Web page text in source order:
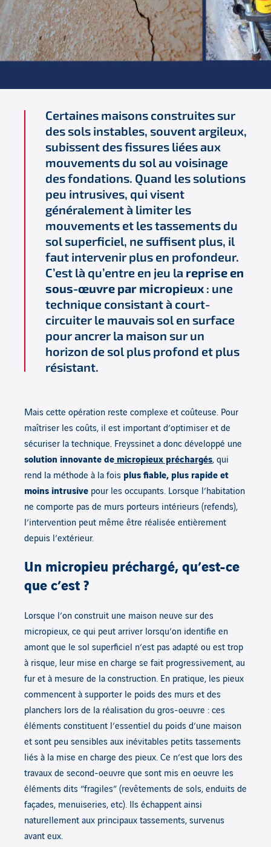
Certaines maisons construites sur
des sols instables, souvent argileux,
subissent des fissures liées aux
mouvements du sol au voisinage
des fondations. Quand les solutions
peu intrusives, qui visent
généralement à limiter les
mouvements et les tassements du
sol superficiel, ne suffisent plus, il
faut intervenir plus en profondeur.
C’est là qu’entre en jeu la reprise en
sous-œuvre par micropieux : une
technique consistant à court-
circuiter le mauvais sol en surface
pour ancrer la maison sur un
horizon de sol plus profond et plus
résistant.
Mais cette opération reste complexe et coûteuse. Pour
maîtriser les coûts, il est important d’optimiser et de
sécuriser la technique. Freyssinet a donc développé une
solution innovante de micropieux préchargés, qui
rend la méthode à la fois plus fiable, plus rapide et
moins intrusive pour les occupants. Lorsque l’habitation
ne comporte pas de murs porteurs intérieurs (refends),
l’intervention peut même être réalisée entièrement
depuis l’extérieur.
Un micropieu préchargé, qu’est-ce
que c’est ?
Lorsque l’on construit une maison neuve sur des
micropieux, ce qui peut arriver lorsqu’on identifie en
amont que le sol superficiel n’est pas adapté ou est trop
à risque, leur mise en charge se fait progressivement, au
fur et à mesure de la construction. En pratique, les pieux
commencent à supporter le poids des murs et des
planchers lors de la réalisation du gros-oeuvre : ces
éléments constituent l’essentiel du poids d’une maison
et sont peu sensibles aux inévitables petits tassements
liés à la mise en charge des pieux. Ce n’est que lors des
travaux de second-oeuvre que sont mis en oeuvre les
éléments dits “fragiles” (revêtements de sols, enduits de
façades, menuiseries, etc). Ils échappent ainsi
naturellement aux principaux tassements, survenus
avant eux.